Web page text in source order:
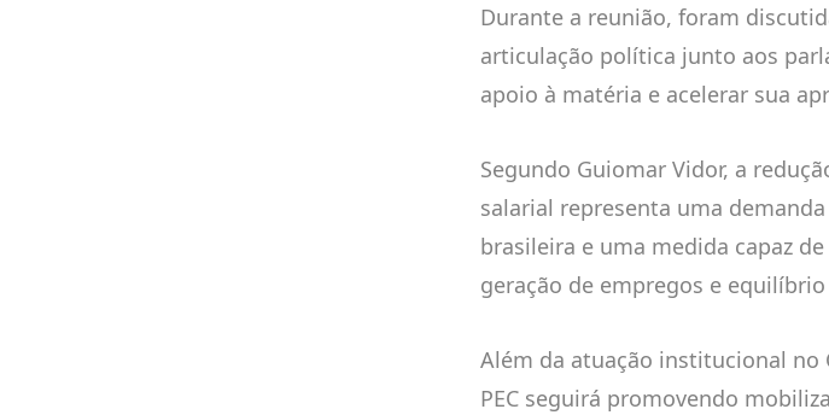
Durante a reunião, foram
articulação política junto aos
apoio à matéria e acelerar sua
Segundo Guiomar Vidor, a
salarial representa uma
brasileira e uma medida capaz
geração de empregos e
Além da atuação institucional no
PEC seguirá promovendo